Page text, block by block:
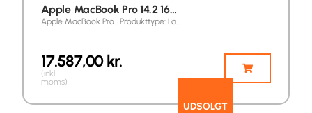
Apple MacBook Pro 14.2 16…
Apple MacBook Pro . Produkttype: La…
UDSOLGT
17.587,00kr.
(inkl.
moms)